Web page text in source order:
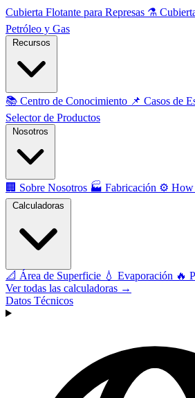
Cubierta Flotante para Represas ⚗️
Petróleo y Gas
📚 Centro de Conocimiento 📌 Casos de
Selector de Productos
🏢 Sobre Nosotros 🏭 Fabricación ⚙️ How
📐 Área de Superficie 💧 Evaporación 🔥
Ver todas las calculadoras →
Datos Técnicos